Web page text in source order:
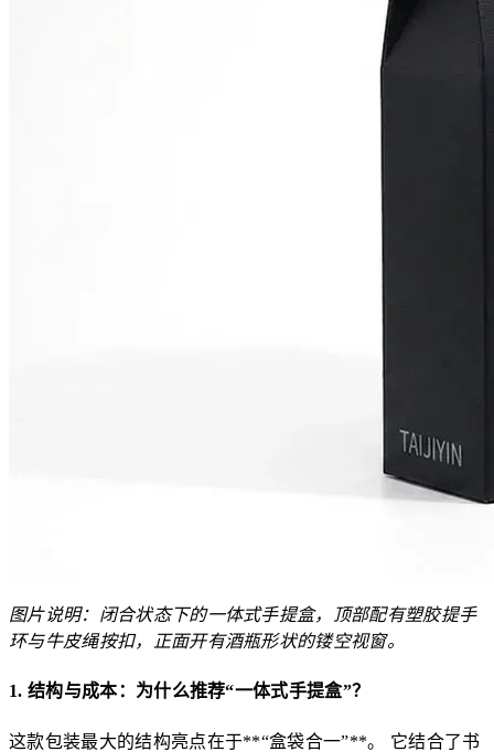
图片说明：闭合状态下的一体式手提盒，顶部配有塑胶提手
环与牛皮绳按扣，正面开有酒瓶形状的镂空视窗。
1. 结构与成本：为什么推荐“一体式手提盒”？
这款包装最大的结构亮点在于**“盒袋合一”**。 它结合了书